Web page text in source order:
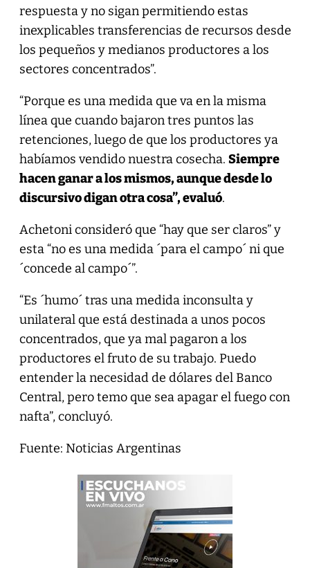
respuesta y no sigan permitiendo estas
inexplicables transferencias de recursos desde
los pequeños y medianos productores a los
sectores concentrados”.
“Porque es una medida que va en la misma
línea que cuando bajaron tres puntos las
retenciones, luego de que los productores ya
habíamos vendido nuestra cosecha. Siempre
hacen ganar a los mismos, aunque desde lo
discursivo digan otra cosa”, evaluó.
Achetoni consideró que “hay que ser claros” y
esta “no es una medida ´para el campo´ ni que
´concede al campo´”.
“Es ´humo´ tras una medida inconsulta y
unilateral que está destinada a unos pocos
concentrados, que ya mal pagaron a los
productores el fruto de su trabajo. Puedo
entender la necesidad de dólares del Banco
Central, pero temo que sea apagar el fuego con
nafta”, concluyó.
Fuente: Noticias Argentinas